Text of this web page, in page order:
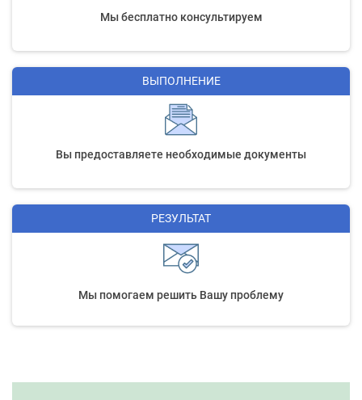
Мы бесплатно консультируем
ВЫПОЛНЕНИЕ
Вы предоставляете необходимые документы
РЕЗУЛЬТАТ
Мы помогаем решить Вашу проблему